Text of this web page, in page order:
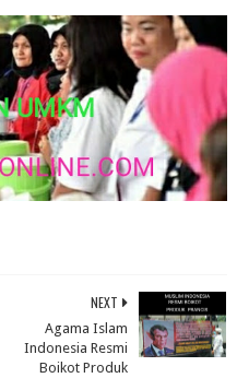
NEXT
Agama Islam
Indonesia Resmi
Boikot Produk